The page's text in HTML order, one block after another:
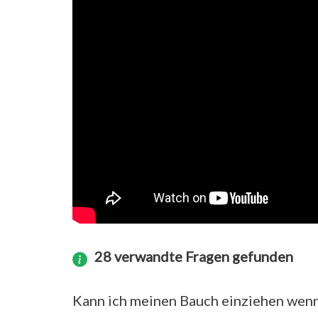
28 verwandte Fragen gefunden
Kann ich meinen Bauch einziehen